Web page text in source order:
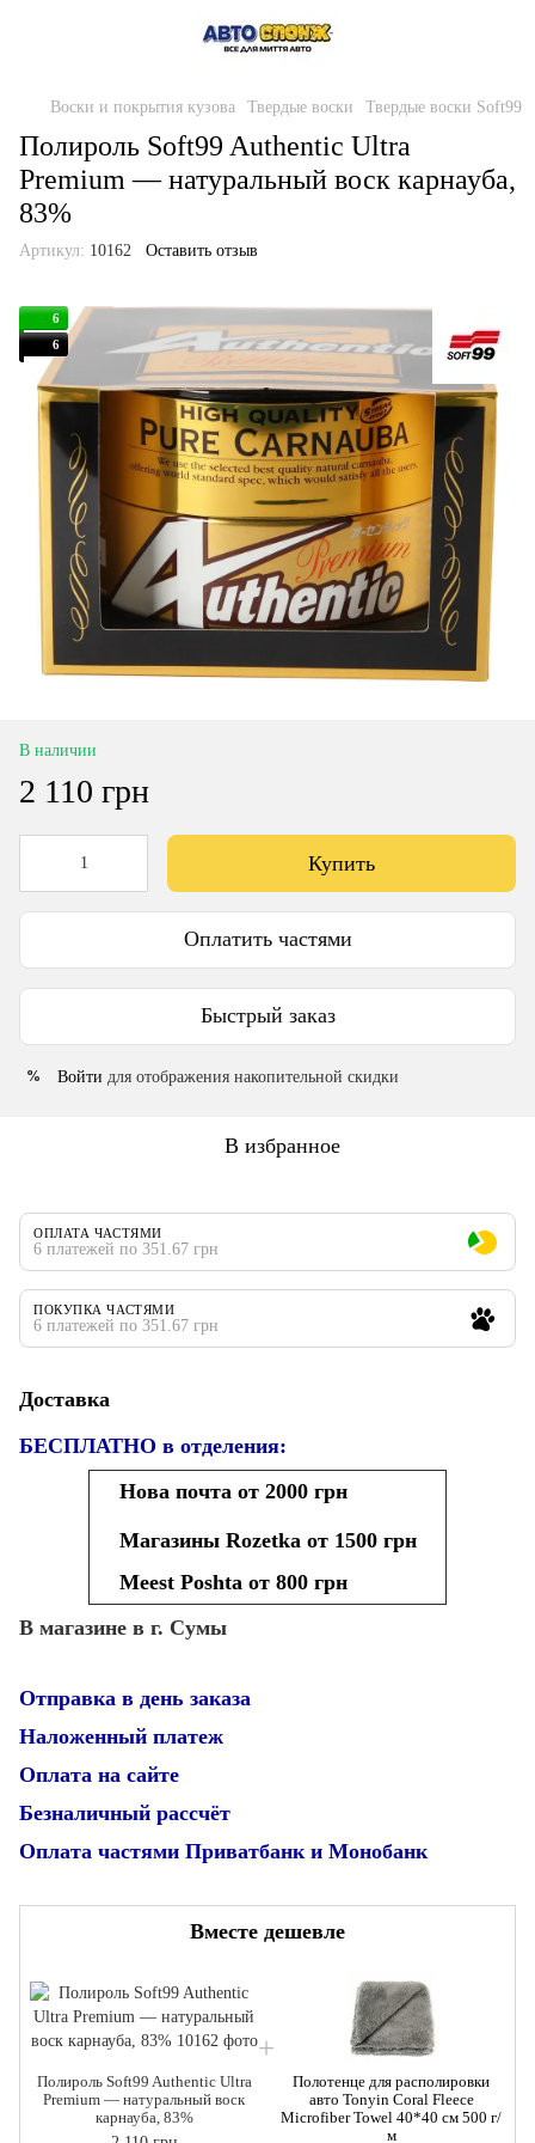
Воски и покрытия кузова Твердые воски Твердые воски Soft99
Полироль Soft99 Authentic Ultra
Premium — натуральный воск карнауба,
83%
Артикул: 10162 Оставить отзыв
6
6
В наличии
2 110 грн
Купить
Оплатить частями
Быстрый заказ
% Войти для отображения накопительной скидки
В избранное
ОПЛАТА ЧАСТЯМИ
6 платежей по 351.67 грн
ПОКУПКА ЧАСТЯМИ
6 платежей по 351.67 грн
Доставка
БЕСПЛАТНО в отделения:
Нова почта от 2000 грн
Магазины Rozetka от 1500 грн
Meest Poshta от 800 грн
В магазине в г. Сумы
Отправка в день заказа
Наложенный платеж
Оплата на сайте
Безналичный рассчёт
Оплата частями Приватбанк и Монобанк
Вместе дешевле
Полироль Soft99 Authentic Ultra
Premium — натуральный воск
карнауба, 83%
Полотенце для располировки
авто Tonyin Coral Fleece
Microfiber Towel 40*40 см 500 г/
м